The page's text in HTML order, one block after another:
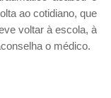
ao cotidiano, que
voltar à escola, à
o médico.